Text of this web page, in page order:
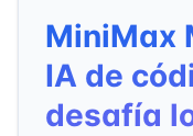
MiniMax
IA de
desafía